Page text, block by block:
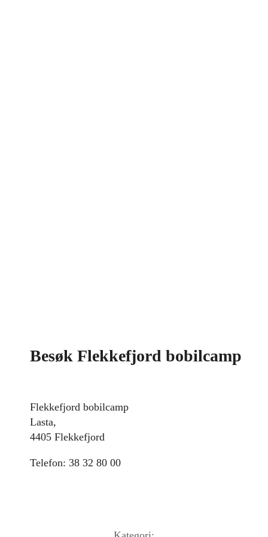
Besøk Flekkefjord bobilcamp
Flekkefjord bobilcamp
Lasta,
4405 Flekkefjord
Telefon: 38 32 80 00